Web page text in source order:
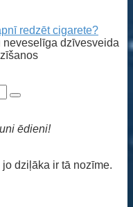
redzēt cigarete?
dzīvesveida
ēdieni!
dziļāka ir tā nozīme.